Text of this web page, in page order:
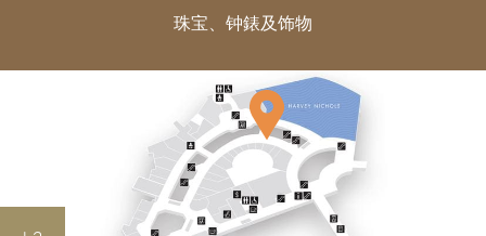
珠宝、钟錶及饰物